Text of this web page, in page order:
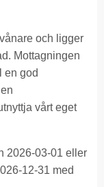
och ligger
Mottagningen
en god
vårt eget
2026-03-01 eller
12-31 med